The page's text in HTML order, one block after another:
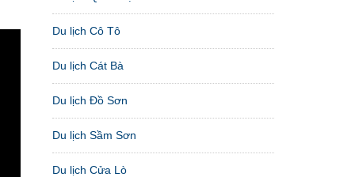
Du lịch Cô Tô
Du lịch Cát Bà
Du lịch Đồ Sơn
Du lịch Sầm Sơn
Du lịch Cửa Lò